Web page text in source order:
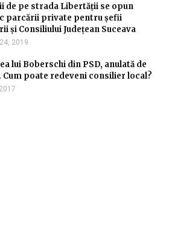
de pe strada Libertății se opun
parcării private pentru șefii
și Consiliului Județean Suceava
2019
lui Boberschi din PSD, anulată de
poate redeveni consilier local?